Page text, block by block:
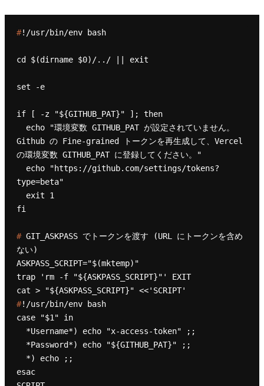
#!/usr/bin/env bash
cd $(dirname $0)/../ || exit
set -e
if [ -z "${GITHUB_PAT}" ]; then
Github の Fine-grained トークンを再生成して、Vercel
の環境変数 GITHUB_PAT に登録してください。"
type=beta"
# GIT_ASKPASS でトークンを渡す (URL にトークンを含め
ない)
ASKPASS_SCRIPT="$(mktemp)"
trap 'rm -f "${ASKPASS_SCRIPT}"' EXIT
#!/usr/bin/env bash
case "$1" in
esac